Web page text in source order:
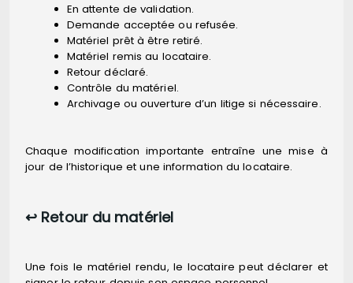
En attente de validation.
Demande acceptée ou refusée.
Matériel prêt à être retiré.
Matériel remis au locataire.
Retour déclaré.
Contrôle du matériel.
Archivage ou ouverture d’un litige si nécessaire.
Chaque modification importante entraîne une mise à
jour de l’historique et une information du locataire.
↩️ Retour du matériel
Une fois le matériel rendu, le locataire peut déclarer et